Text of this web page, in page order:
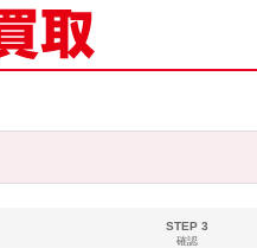
STEP 3
確認